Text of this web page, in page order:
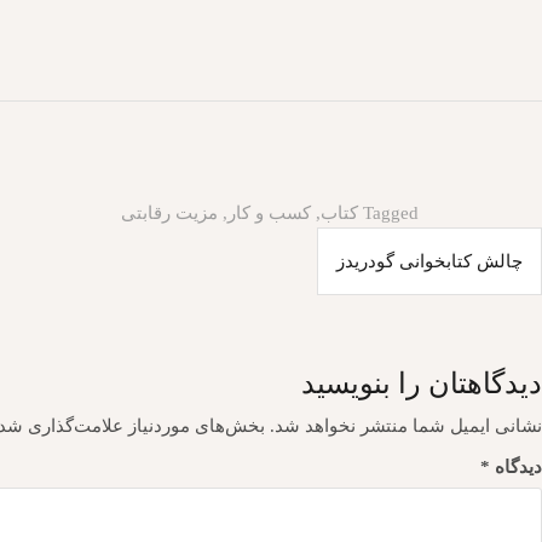
Tagged کتاب, کسب و کار , مزیت رقابتی
راهبری
نوشته
چالش کتابخوانی گودریدز
دیدگاهتان را بنویسید
نشانی ایمیل شما منتشر نخواهد شد. بخش‌های موردنیاز علامت‌گذاری
دیدگاه *